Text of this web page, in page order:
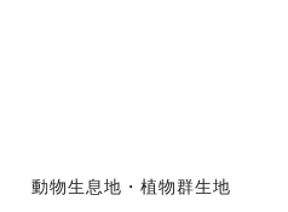
動物生息地・植物群生地